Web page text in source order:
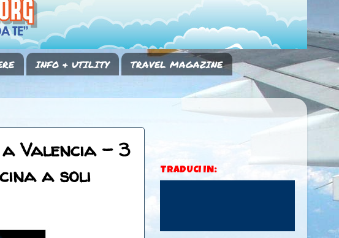
INFO & UTILITY
TRAVEL MAGAZINE
a Valencia - 3
a soli
TRADUCI IN: